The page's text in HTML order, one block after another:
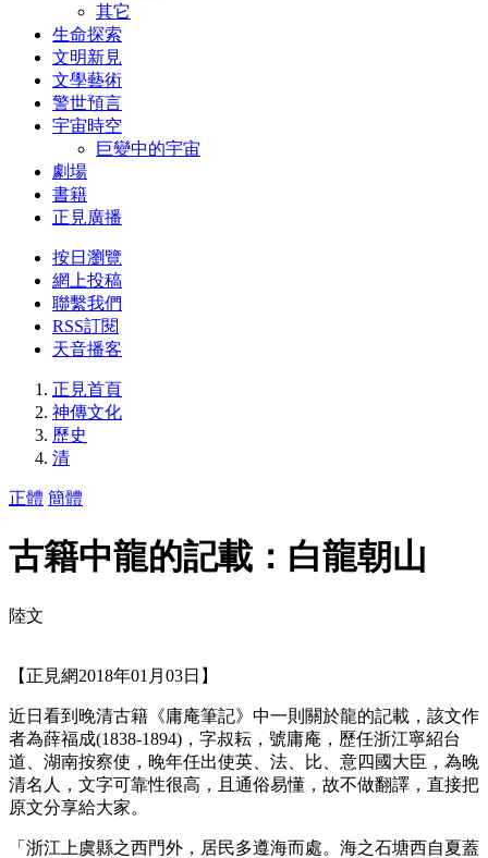
其它
生命探索
文明新見
文學藝術
警世預言
宇宙時空
巨變中的宇宙
劇場
書籍
正見廣播
按日瀏覽
網上投稿
聯繫我們
RSS訂閱
天音播客
正見首頁
神傳文化
歷史
清
正體 簡體
古籍中龍的記載：白龍朝山
陸文
【正見網2018年01月03日】
近日看到晚清古籍《庸庵筆記》中一則關於龍的記載，該文作
者為薛福成(1838-1894)，字叔耘，號庸庵，歷任浙江寧紹台
道、湖南按察使，晚年任出使英、法、比、意四國大臣，為晚
清名人，文字可靠性很高，且通俗易懂，故不做翻譯，直接把
原文分享給大家。
「浙江上虞縣之西門外，居民多遵海而處。海之石塘西自夏蓋